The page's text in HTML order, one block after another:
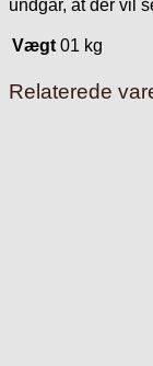
undgår, at der vil
Vægt 01 kg
Relaterede